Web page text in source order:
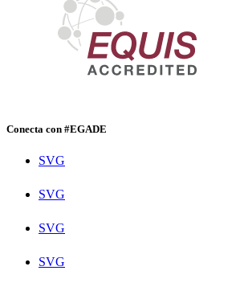
Conecta con #EGADE
SVG
SVG
SVG
SVG